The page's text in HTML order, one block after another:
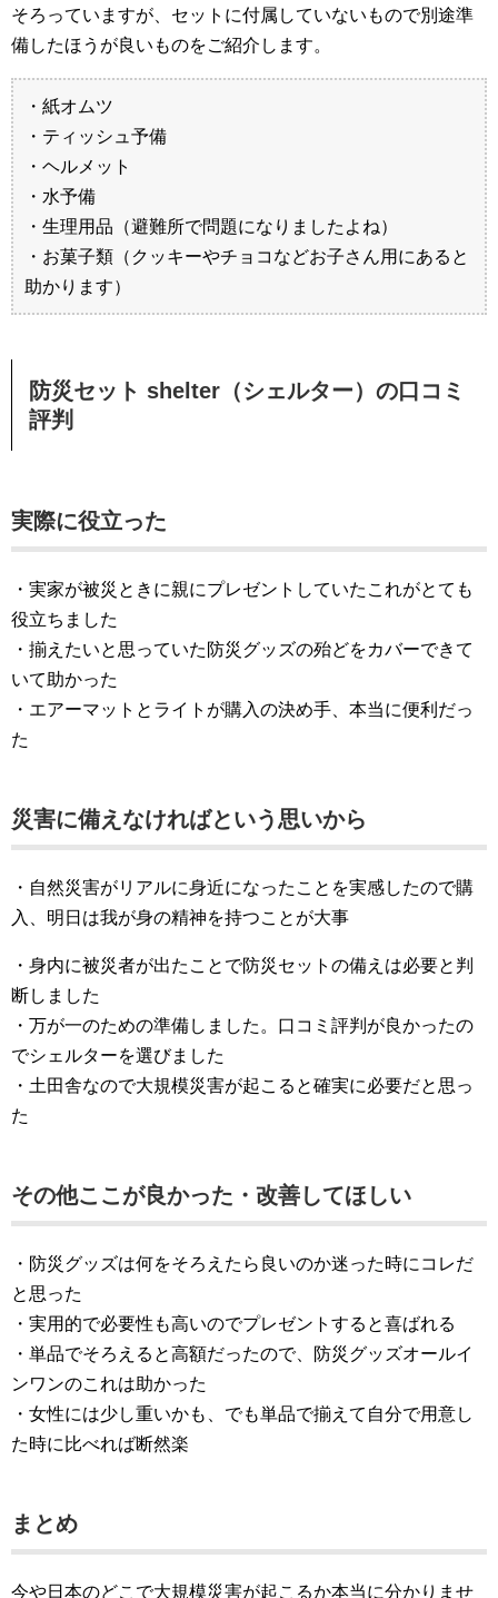
そろっていますが、セットに付属していないもので別途準
備したほうが良いものをご紹介します。
・紙オムツ
・ティッシュ予備
・ヘルメット
・水予備
・生理用品（避難所で問題になりましたよね）
・お菓子類（クッキーやチョコなどお子さん用にあると
助かります）
防災セット shelter（シェルター）の口コミ
評判
実際に役立った
・実家が被災ときに親にプレゼントしていたこれがとても
役立ちました
・揃えたいと思っていた防災グッズの殆どをカバーできて
いて助かった
・エアーマットとライトが購入の決め手、本当に便利だっ
た
災害に備えなければという思いから
・自然災害がリアルに身近になったことを実感したので購
入、明日は我が身の精神を持つことが大事
・身内に被災者が出たことで防災セットの備えは必要と判
断しました
・万が一のための準備しました。口コミ評判が良かったの
でシェルターを選びました
・土田舎なので大規模災害が起こると確実に必要だと思っ
た
その他ここが良かった・改善してほしい
・防災グッズは何をそろえたら良いのか迷った時にコレだ
と思った
・実用的で必要性も高いのでプレゼントすると喜ばれる
・単品でそろえると高額だったので、防災グッズオールイ
ンワンのこれは助かった
・女性には少し重いかも、でも単品で揃えて自分で用意し
た時に比べれば断然楽
まとめ
今や日本のどこで大規模災害が起こるか本当に分かりませ